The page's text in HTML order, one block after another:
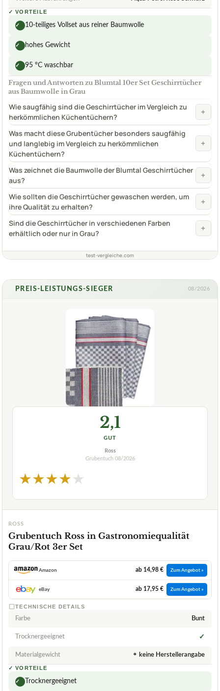
✓ VORTEILE
✓ 10-teiliges Vollset aus reiner Baumwolle
✓ hohes Gewicht
✓ 95 °C waschbar
Fragen und Antworten zu Blumtal 10er Set Geschirrtücher
aus Baumwolle in Grau
Wie saugfähig sind die Geschirrtücher im Vergleich zu
herkömmlichen Küchentüchern?
+
Was macht diese Grubentücher besonders saugfähig
und langlebig im Vergleich zu herkömmlichen
Küchentüchern?
+
Was zeichnet die Baumwolle der Blumtal Geschirrtücher
aus?
+
Wie sollten die Geschirrtücher gewaschen werden, um
ihre Qualität zu erhalten?
+
Sind die Geschirrtücher in verschiedenen Farben
erhältlich oder nur in Grau?
+
test-vergleiche.com
PREIS-LEISTUNGS-SIEGER 08/2026
2,1
GUT
Ross
Grubentuch 08/2026
★★★★★
ROSS
Grubentuch Ross in Gastronomiequalität
Grau/Rot 3er Set
Amazon ab 14,98 € Zum Angebot »
eBay ab 17,95 € Zum Angebot »
TECHNISCHE DETAILS
Farbe Bunt
Trocknergeeignet ✓
Materialgewicht ⚬ keine Herstellerangabe
✓ VORTEILE
✓ Trocknergeeignet